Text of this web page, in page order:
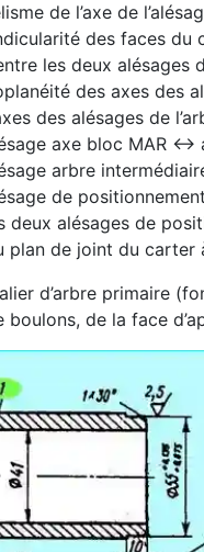
de l’axe de
des faces du
les deux alésages
des axes des
des alésages de
axe bloc MAR ↔
arbre
de
alésages de
de joint du carter
d’arbre primaire
de la face